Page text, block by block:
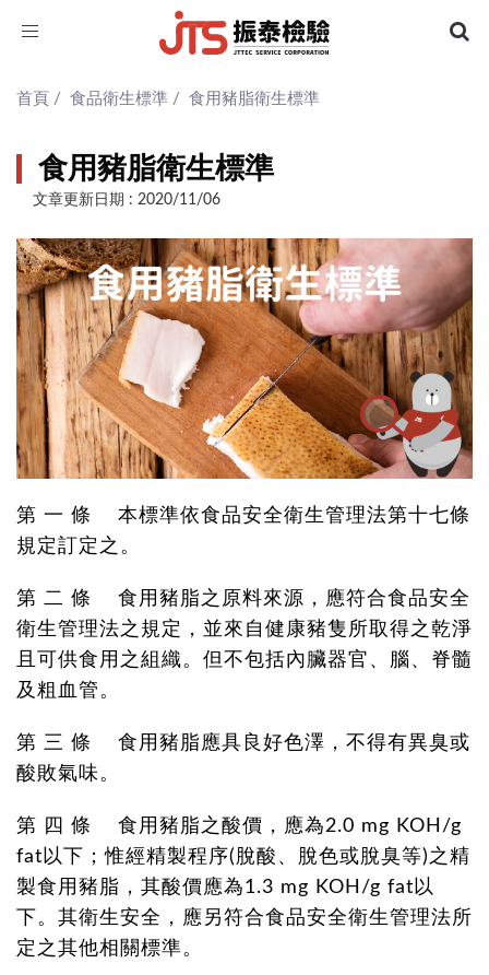
Toggle
首頁 / 食品衛生標準 / 食用豬脂衛生標準
食用豬脂衛生標準
文章更新日期 : 2020/11/06
第 一 條 本標準依食品安全衛生管理法第十七條
規定訂定之。
第 二 條 食用豬脂之原料來源，應符合食品安全
衛生管理法之規定，並來自健康豬隻所取得之乾淨
且可供食用之組織。但不包括內臟器官、腦、脊髓
及粗血管。
第 三 條 食用豬脂應具良好色澤，不得有異臭或
酸敗氣味。
第 四 條 食用豬脂之酸價，應為2.0 mg KOH/g
fat以下；惟經精製程序(脫酸、脫色或脫臭等)之精
製食用豬脂，其酸價應為1.3 mg KOH/g fat以
下。其衛生安全，應另符合食品安全衛生管理法所
定之其他相關標準。